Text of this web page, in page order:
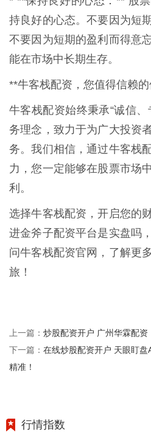
持良好的心态。不要因为短
不要因为短期的盈利而得意
能在市场中长期生存。
**牛客栈配资，您值得信赖
牛客栈配资始终秉承“诚信
务理念，致力于为广大投资
务。我们相信，通过牛客栈
力，您一定能够在股票市场
利。
选择牛客栈配资，开启您的
进金斧子配资平台是实盘吗
问牛客栈配资官网，了解更
旅！
上一篇： 炒股配资开户 广州华霖配
下一篇： 在线炒股配资开户 天眼盯
精准！
行情指数